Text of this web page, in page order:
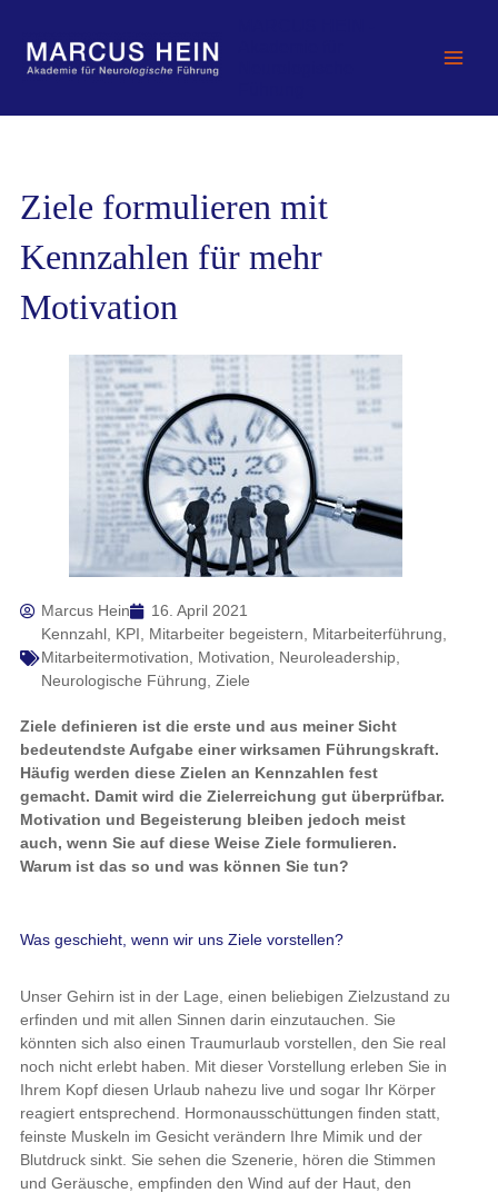
springen
Ziele formulieren mit
Kennzahlen für mehr
Motivation
Marcus Hein
16. April 2021
Kennzahl, KPI Mitarbeiter begeistern Mitarbeiterführung
Mitarbeitermotivation
Motivation Neuroleadership,
Neurologische Führung Ziele
Ziele definieren ist die erste und aus meiner Sicht
bedeutendste Aufgabe einer wirksamen Führungskraft.
Häufig werden diese Zielen an Kennzahlen fest
gemacht. Damit wird die Zielerreichung gut überprüfbar.
Motivation und Begeisterung bleiben jedoch meist
auch, wenn Sie auf diese Weise Ziele formulieren.
Warum ist das so und was können Sie tun?
Was geschieht, wenn wir uns Ziele vorstellen?
Unser Gehirn ist in der Lage, einen beliebigen Zielzustand zu
erfinden und mit allen Sinnen darin einzutauchen. Sie
könnten sich also einen Traumurlaub vorstellen, den Sie real
noch nicht erlebt haben. Mit dieser Vorstellung erleben Sie in
Ihrem Kopf diesen Urlaub nahezu live und sogar Ihr Körper
reagiert entsprechend. Hormonausschüttungen finden statt,
feinste Muskeln im Gesicht verändern Ihre Mimik und der
Blutdruck sinkt. Sie sehen die Szenerie, hören die Stimmen
und Geräusche, empfinden den Wind auf der Haut, den